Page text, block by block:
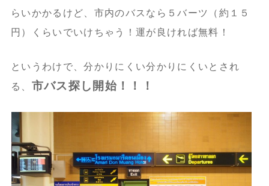
らいかかるけど、市内のバスなら５バーツ（約１５
円）くらいでいけちゃう！運が良ければ無料！
というわけで、分かりにくい分かりにくいとされ
る、 市バス探し開始！！！